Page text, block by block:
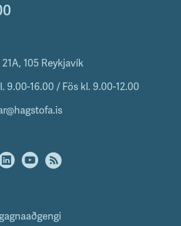
105 Reykjavík
9.00-16.00 / Fös kl. 9.00-12.00